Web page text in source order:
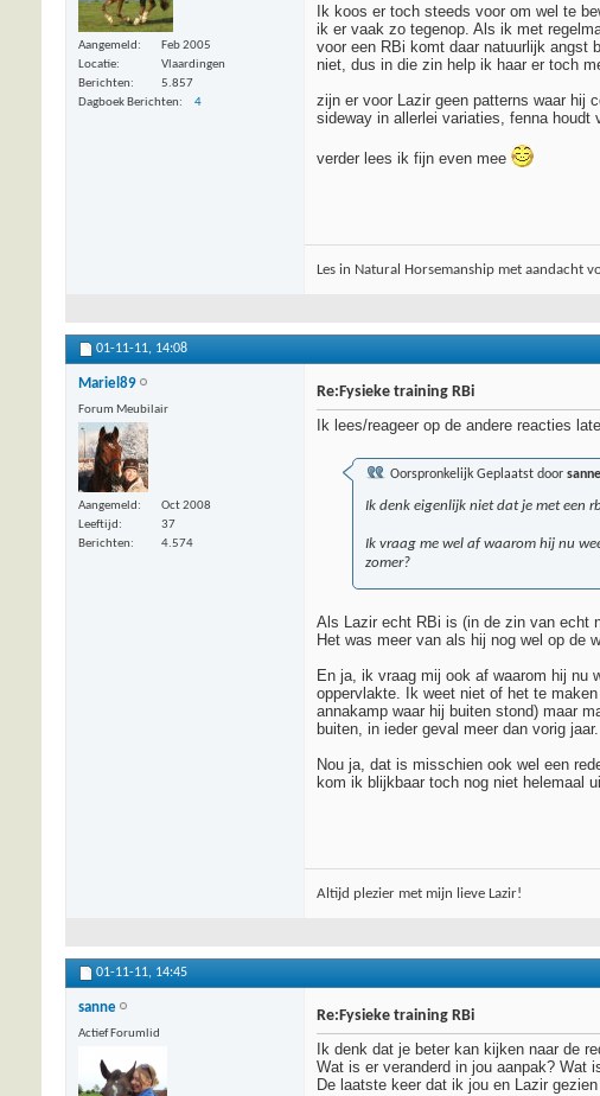
Aangemeld
Feb 2005
Locatie
Vlaardingen
Berichten
5.857
Dagboek Berichten
4
Ik koos er toch steeds voor om wel te
ik er vaak zo tegenop. Als ik met
voor een RBi komt daar natuurlijk angst
niet, dus in die zin help ik haar er toch
zijn er voor Lazir geen patterns waar hij
sideway in allerlei variaties, fenna
verder lees ik fijn even mee
Les in Natural Horsemanship met aandacht
01-11-11, 14:08
Mariel89
Forum Meubilair
Aangemeld
Oct 2008
Leeftijd
37
Berichten
4.574
Re:Fysieke training RBi
Ik lees/reageer op de andere reacties
Oorspronkelijk Geplaatst door sanne
Ik denk eigenlijk niet dat je met een
Ik vraag me wel af waarom hij nu
zomer?
Als Lazir echt RBi is (in de zin van echt
Het was meer van als hij nog wel op de
En ja, ik vraag mij ook af waarom hij nu
oppervlakte. Ik weet niet of het te
annakamp waar hij buiten stond) maar
buiten, in ieder geval meer dan vorig jaar.
Nou ja, dat is misschien ook wel een
kom ik blijkbaar toch nog niet helemaal
Altijd plezier met mijn lieve Lazir!
01-11-11, 14:45
sanne
Actief Forumlid
Re:Fysieke training RBi
Ik denk dat je beter kan kijken naar de
Wat is er veranderd in jou aanpak? Wat
De laatste keer dat ik jou en Lazir